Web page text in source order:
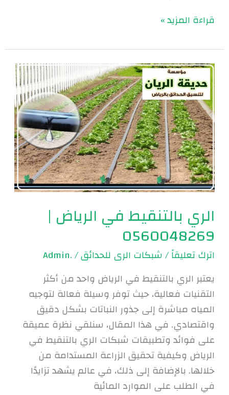
قراءة المزيد »
الري بالتنقيط في الرياض |
0560048269
اترك تعليقاً/شبكات الرى للحدائق/
.Admin
يعتبر الري بالتنقيط في الرياض واحد من أكثر
التقنيات فعالية، حيث توفر وسيلة فعالة لتوجيه
المياه مباشرة إلى جذور النباتات بشكل دقيق
واقتصادي. في هذا المقال، سنلقي نظرة عميقة
على فوائد وتطبيقات شبكات الري بالتنقيط في
الرياض وكيفية تحقيق الزراعة المستدامة من
خلالها. بالإضافة إلى ذلك، في عالم يشهد تزايدًا
في الطلب على الموارد المائية
الري
بالتنقيط
في
الرياض
|
0560048269